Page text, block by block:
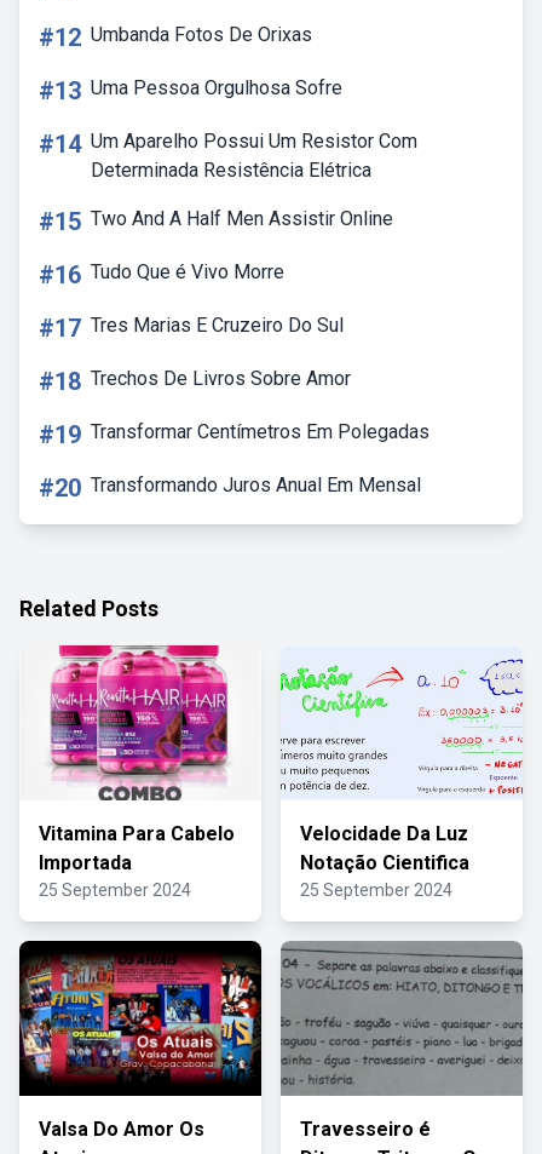
#12 Umbanda Fotos De Orixas
#13 Uma Pessoa Orgulhosa Sofre
#14 Um Aparelho Possui Um Resistor Com
Determinada Resistência Elétrica
#15 Two And A Half Men Assistir Online
#16 Tudo Que é Vivo Morre
#17 Tres Marias E Cruzeiro Do Sul
#18 Trechos De Livros Sobre Amor
#19 Transformar Centímetros Em Polegadas
#20 Transformando Juros Anual Em Mensal
Related Posts
Vitamina Para Cabelo
Importada
25 September 2024
Velocidade Da Luz
Notação Cientifica
25 September 2024
Valsa Do Amor Os
Travesseiro é